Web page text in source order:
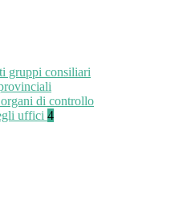
gruppi consiliari
di controllo
uffici 4